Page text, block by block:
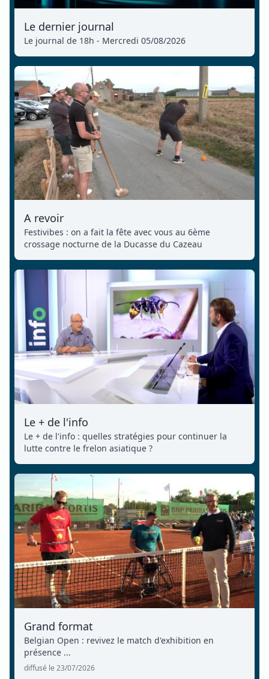
Le dernier journal
Le journal de 18h - Mercredi 05/08/2026
A revoir
Festivibes : on a fait la fête avec vous au 6ème
crossage nocturne de la Ducasse du Cazeau
Le + de l'info
Le + de l'info : quelles stratégies pour continuer la
lutte contre le frelon asiatique ?
Grand format
Belgian Open : revivez le match d'exhibition en
présence ...
diffusé le 23/07/2026